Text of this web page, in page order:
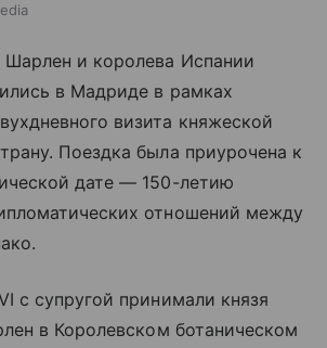
Шарлен и королева Испании
в Мадриде в рамках
визита княжеской
Поездка была приурочена к
дате — 150-летию
отношений между
с супругой принимали князя
в Королевском ботаническом